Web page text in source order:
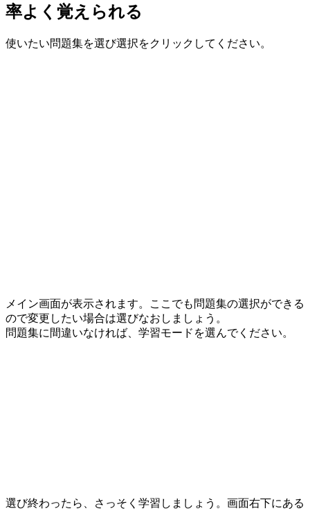
率よく覚えられる
使いたい問題集を選び選択をクリックしてください。
メイン画面が表示されます。ここでも問題集の選択ができる
ので変更したい場合は選びなおしましょう。
問題集に間違いなければ、学習モードを選んでください。
選び終わったら、さっそく学習しましょう。画面右下にある